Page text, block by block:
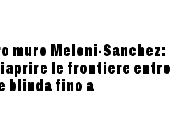
muro Meloni-Sanchez:
le frontiere entro
blinda fino a